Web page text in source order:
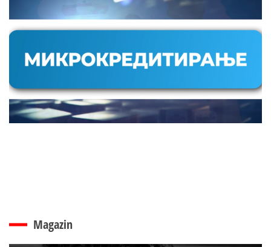
Magazin